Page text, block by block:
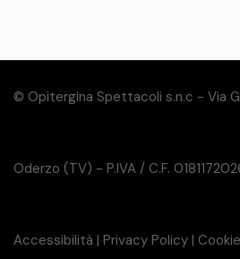
© Opitergina Spettacoli s.n.c - Via
Oderzo (TV) - P.IVA / C.F.
Accessibilità | Privacy Policy |